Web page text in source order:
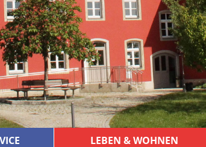
LEBEN & WOHNEN